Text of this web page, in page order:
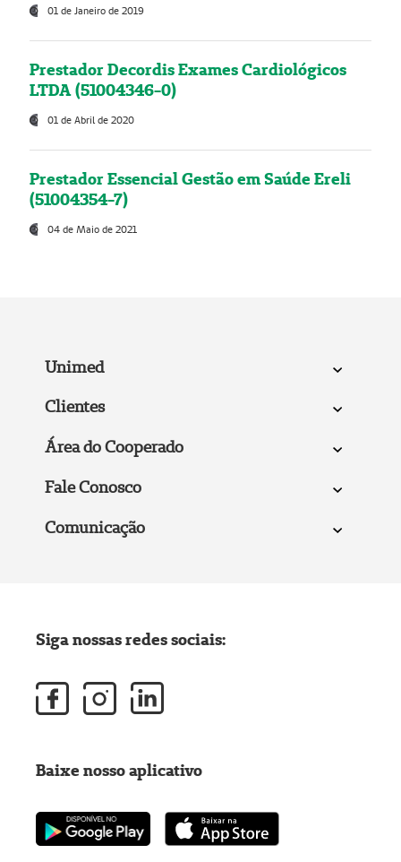
01 de Janeiro de 2019
Prestador Decordis Exames Cardiológicos
LTDA (51004346-0)
01 de Abril de 2020
Prestador Essencial Gestão em Saúde Ereli
(51004354-7)
04 de Maio de 2021
Unimed
Clientes
Área do Cooperado
Fale Conosco
Comunicação
Siga nossas redes sociais:
Baixe nosso aplicativo